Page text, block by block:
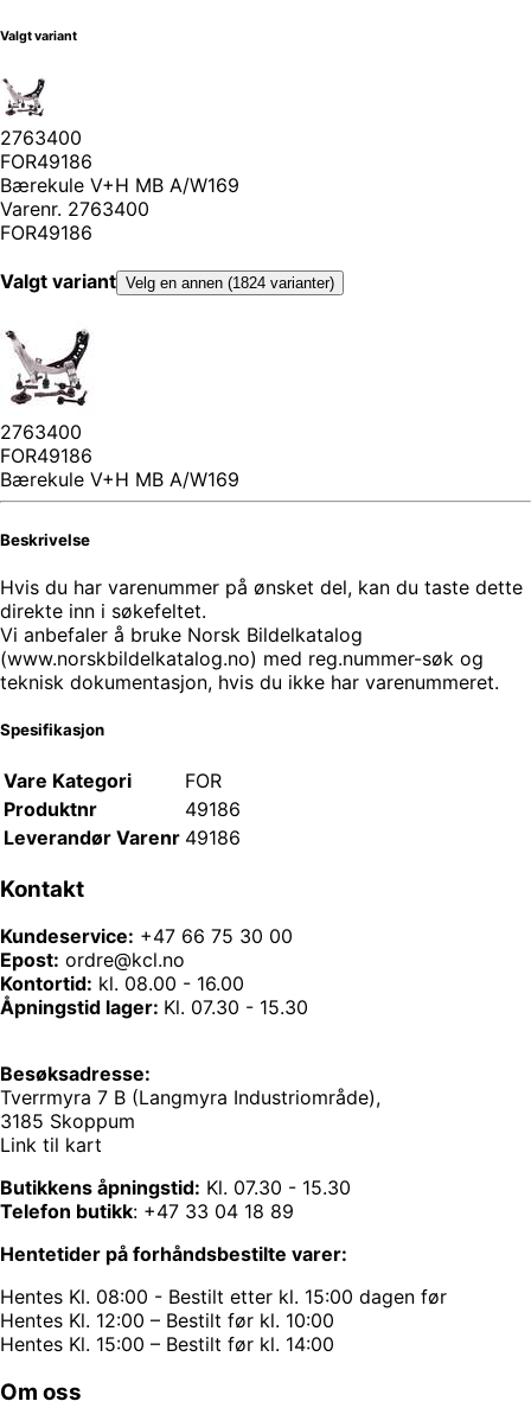
Valgt variant
2763400
FOR49186
Bærekule V+H MB A/W169
Varenr. 2763400
FOR49186
Valgt variant Velg en annen (1824 varianter)
2763400
FOR49186
Bærekule V+H MB A/W169
Beskrivelse
Hvis du har varenummer på ønsket del, kan du taste dette
direkte inn i søkefeltet.
Vi anbefaler å bruke Norsk Bildelkatalog
(www.norskbildelkatalog.no) med reg.nummer-søk og
teknisk dokumentasjon, hvis du ikke har varenummeret.
Spesifikasjon
Vare Kategori
FOR
Produktnr
49186
Leverandør Varenr 49186
Kontakt
Kundeservice: +47 66 75 30 00
Epost: ordre@kcl.no
Kontortid: kl. 08.00 - 16.00
Åpningstid lager: Kl. 07.30 - 15.30
Besøksadresse:
Tverrmyra 7 B (Langmyra Industriområde),
3185 Skoppum
Link til kart
Butikkens åpningstid: Kl. 07.30 - 15.30
Telefon butikk: +47 33 04 18 89
Hentetider på forhåndsbestilte varer:
Hentes Kl. 08:00 - Bestilt etter kl. 15:00 dagen før
Hentes Kl. 12:00 – Bestilt før kl. 10:00
Hentes Kl. 15:00 – Bestilt før kl. 14:00
Om oss